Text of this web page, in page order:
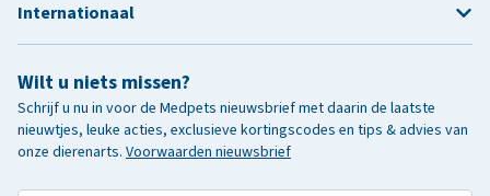
Wilt u niets missen?
Schrijf u nu in voor de Medpets nieuwsbrief met daarin de laatste
nieuwtjes, leuke acties, exclusieve kortingscodes en tips & advies van
onze dierenarts. Voorwaarden nieuwsbrief
Internationaal